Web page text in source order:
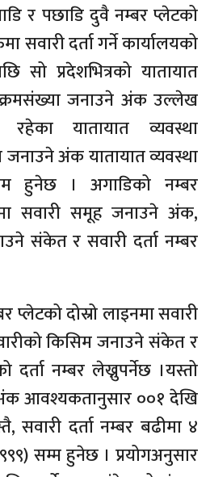
र पछाडि दुवै नम्बर प्लेटको
सवारी दर्ता गर्ने कार्यालयको
सो प्रदेशभित्रको यातायात
क्रमसंख्या जनाउने अंक उल्लेख
रहेका यातायात व्यवस्था
जनाउने अंक यातायात व्यवस्था
हुनेछ । अगाडिको नम्बर
सवारी समूह जनाउने अंक,
संकेत र सवारी दर्ता नम्बर
प्लेटको दोस्रो लाइनमा सवारी
किसिम जनाउने संकेत र
दर्ता नम्बर लेख्नुपर्नेछ ।यस्तो
आवश्यकतानुसार ००१ देखि
सवारी दर्ता नम्बर बढीमा ४
सम्म हुनेछ । प्रयोगअनुसार